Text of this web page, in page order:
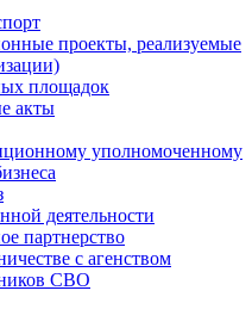
проекты, реализуемые
площадок
акты
уполномоченному
деятельности
партнерство
с агенством
СВО